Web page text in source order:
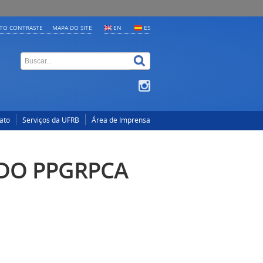
EN ES
CONTRASTE MAPA DO SITE
Serviços da UFRB Área de Imprensa
PPGRPCA